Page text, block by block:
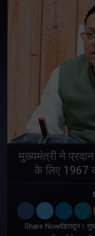
मुख्यमंत्री ने
के लिए 1967
Share Nowदेहरादून।